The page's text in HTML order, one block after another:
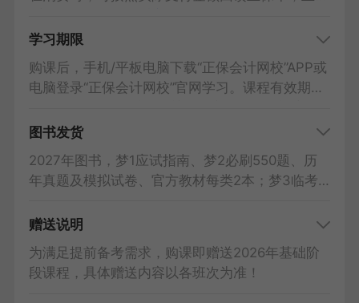
学习期限
购课后，手机/平板电脑下载“正保会计网校”APP或
电脑登录“正保会计网校”官网学习。课程有效期至
起有效期为3个月。课程讲义、练习等可下载到电
校”APP，断网后也可学习。课程内容仅限学员本
人使用，严禁与他人共用。
图书发货
2027年图书，梦1应试指南、梦2必刷550题、历
年真题及模拟试卷、官方教材每类2本；梦3临考
现货图书：付款后一般会根据订单顺序48小时内
时间为准。
预售图书：将在出版后按照订单顺序陆续发出，请
赠送说明
为满足提前备考需求，购课即赠送2026年基础阶
段课程，具体赠送内容以各班次为准！